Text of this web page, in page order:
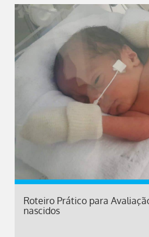
Roteiro Prático para
nascidos